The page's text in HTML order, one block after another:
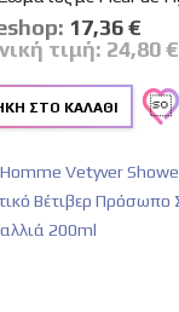
Ειδική
Τιμή
17,36 €
τιμή: 24,80 €
ΣΤΟ ΚΑΛΆΘΙ